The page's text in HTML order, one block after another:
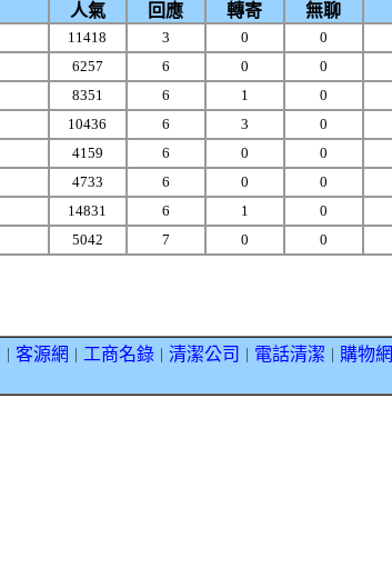
人氣 回應 轉寄 無聊
11418 3 0 0
6257 6 0 0
8351 6 1 0
10436 6 3 0
4159 6 0 0
4733 6 0 0
14831 6 1 0
5042 7 0 0
客源網 工商名錄｜ 清潔公司 電話清潔 購物網